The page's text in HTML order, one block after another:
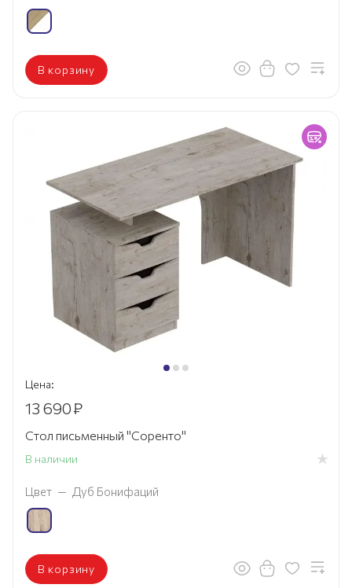
В корзину
Цена:
13 690₽
Стол письменный "Соренто"
В наличии
Цвет — Дуб Бонифаций
В корзину